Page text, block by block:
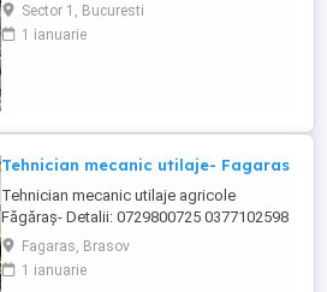
ghidare automata a utilajelor de
constructii si topografie de santier, pe
Sector 1, Bucuresti
1 ianuarie
Tehnician mecanic utilaje- Fagaras
Tehnician mecanic utilaje agricole
Făgăraș- Detalii: 0729800725 0377102598
Locație: Făgăraș, județul Brașov Program:
Luni Vineri, 08:00 17:00 Despre rol Căutăm
un tehnician pentru utilaje agricole,
Fagaras, Brasov
1 ianuarie